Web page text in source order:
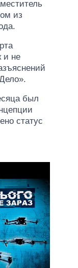
из
и не
был
статус